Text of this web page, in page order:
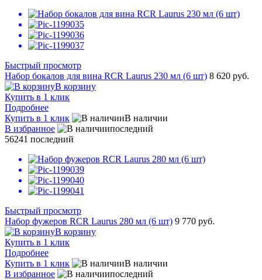
Быстрый просмотр
Набор бокалов для вина RCR Laurus 230 мл (6 шт) 8 620 руб.
В корзину
Купить в 1 клик
Подробнее
Купить в 1 клик
В наличии
В избранное
последний
56241 последний
Быстрый просмотр
Набор фужеров RCR Laurus 280 мл (6 шт) 9 770 руб.
В корзину
Купить в 1 клик
Подробнее
Купить в 1 клик
В наличии
В избранное
последний